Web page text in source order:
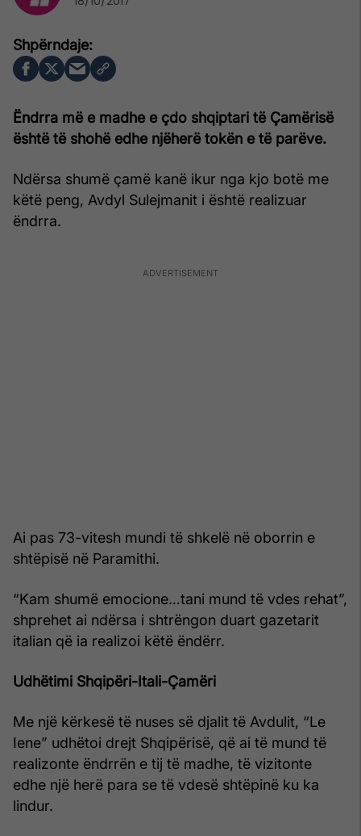
Ëndrra më e madhe e çdo shqiptari të Çamërisë
është të shohë edhe njëherë tokën e të parëve.
Ndërsa shumë çamë kanë ikur nga kjo botë me
këtë peng, Avdyl Sulejmanit i është realizuar
ëndrra.
Ai pas 73-vitesh mundi të shkelë në oborrin e
shtëpisë në Paramithi.
“Kam shumë emocione…tani mund të vdes rehat”,
shprehet ai ndërsa i shtrëngon duart gazetarit
italian që ia realizoi këtë ëndërr.
Udhëtimi Shqipëri-Itali-Çamëri
Me një kërkesë të nuses së djalit të Avdulit, “Le
Iene” udhëtoi drejt Shqipërisë, që ai të mund të
realizonte ëndrrën e tij të madhe, të vizitonte
edhe një herë para se të vdesë shtëpinë ku ka
lindur.